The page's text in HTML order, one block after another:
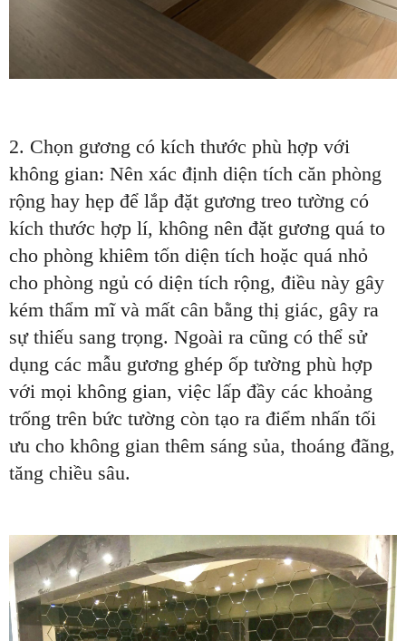
2. Chọn gương có kích thước phù hợp với
không gian: Nên xác định diện tích căn phòng
rộng hay hẹp để lắp đặt gương treo tường có
kích thước hợp lí, không nên đặt gương quá to
cho phòng khiêm tốn diện tích hoặc quá nhỏ
cho phòng ngủ có diện tích rộng, điều này gây
kém thẩm mĩ và mất cân bằng thị giác, gây ra
sự thiếu sang trọng. Ngoài ra cũng có thể sử
dụng các mẫu gương ghép ốp tường phù hợp
với mọi không gian, việc lấp đầy các khoảng
trống trên bức tường còn tạo ra điểm nhấn tối
ưu cho không gian thêm sáng sủa, thoáng đãng,
tăng chiều sâu.